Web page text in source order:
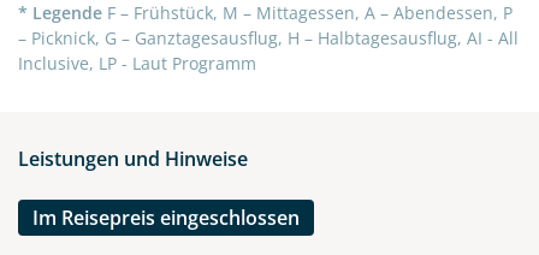
* Legende F – Frühstück, M – Mittagessen, A – Abendessen, P
– Picknick, G – Ganztagesausflug, H – Halbtagesausflug, AI - All
Inclusive, LP - Laut Programm
Leistungen und Hinweise
Im Reisepreis eingeschlossen